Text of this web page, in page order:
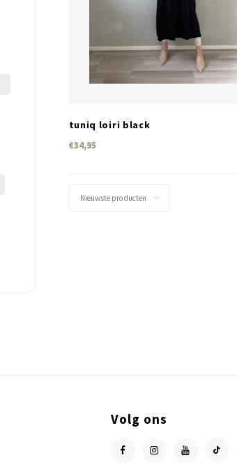
SIZES
tuniq loiri black
€34,95
Nieuwste producten
Volg ons